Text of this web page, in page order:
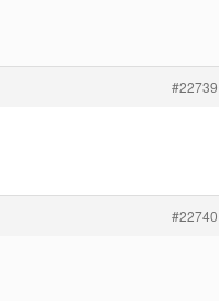
#22739
#22740